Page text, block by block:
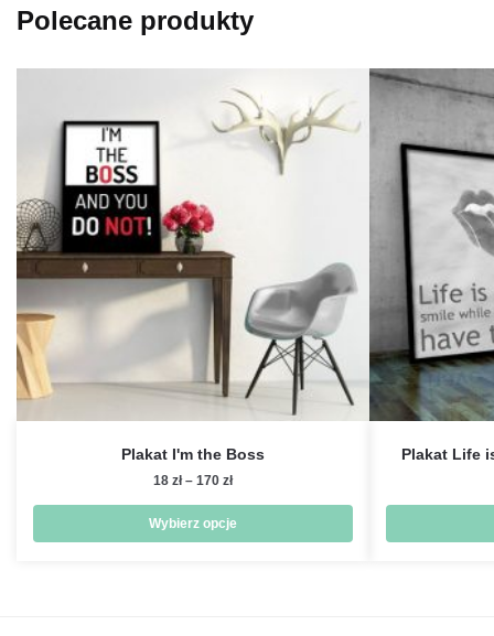
Polecane produkty
Plakat I'm the Boss
18 zł – 170 złZakres
od
18 zł
Wybierz opcje
Plakat Life